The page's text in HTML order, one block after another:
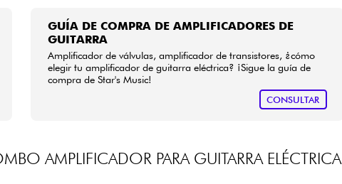
GUÍA DE COMPRA DE AMPLIFICADORES DE
GUITARRA
Amplificador de válvulas, amplificador de transistores, ¿cómo
elegir tu amplificador de guitarra eléctrica? ¡Sigue la guía de
compra de Star's Music!
CONSULTAR
AMPLIFICADOR PARA GUITARRA ELÉCTRICA